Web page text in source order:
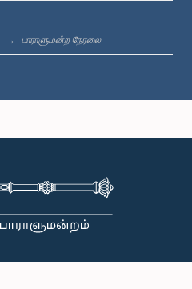
பாராளுமன்ற நேரலை